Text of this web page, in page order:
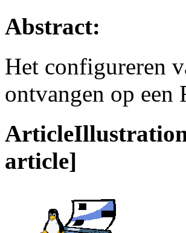
Abstract:
Het configureren
ontvangen op een
article]